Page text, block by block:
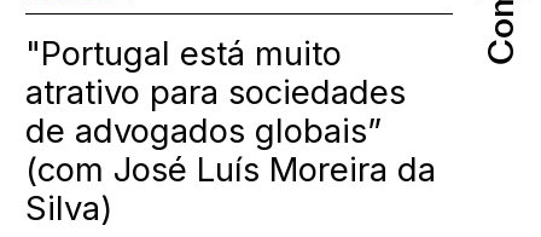
"Portugal está muito
atrativo para sociedades
de advogados globais”
(com José Luís Moreira da
Silva)